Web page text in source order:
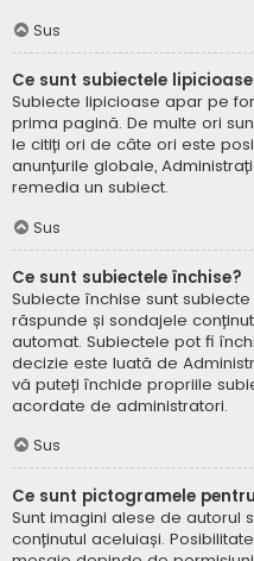
Sus
Ce sunt subiectele
Subiecte lipicioase apar pe
prima pagină. De multe ori
le citiți ori de câte ori este
anunțurile globale,
remedia un subiect.
Sus
Ce sunt subiectele închise?
Subiecte închise sunt
răspunde și sondajele
automat. Subiectele pot fi
decizie este luată de
vă puteți închide propriile
acordate de administratori.
Sus
Ce sunt pictogramele
Sunt imagini alese de autorul
conținutul aceluiași.